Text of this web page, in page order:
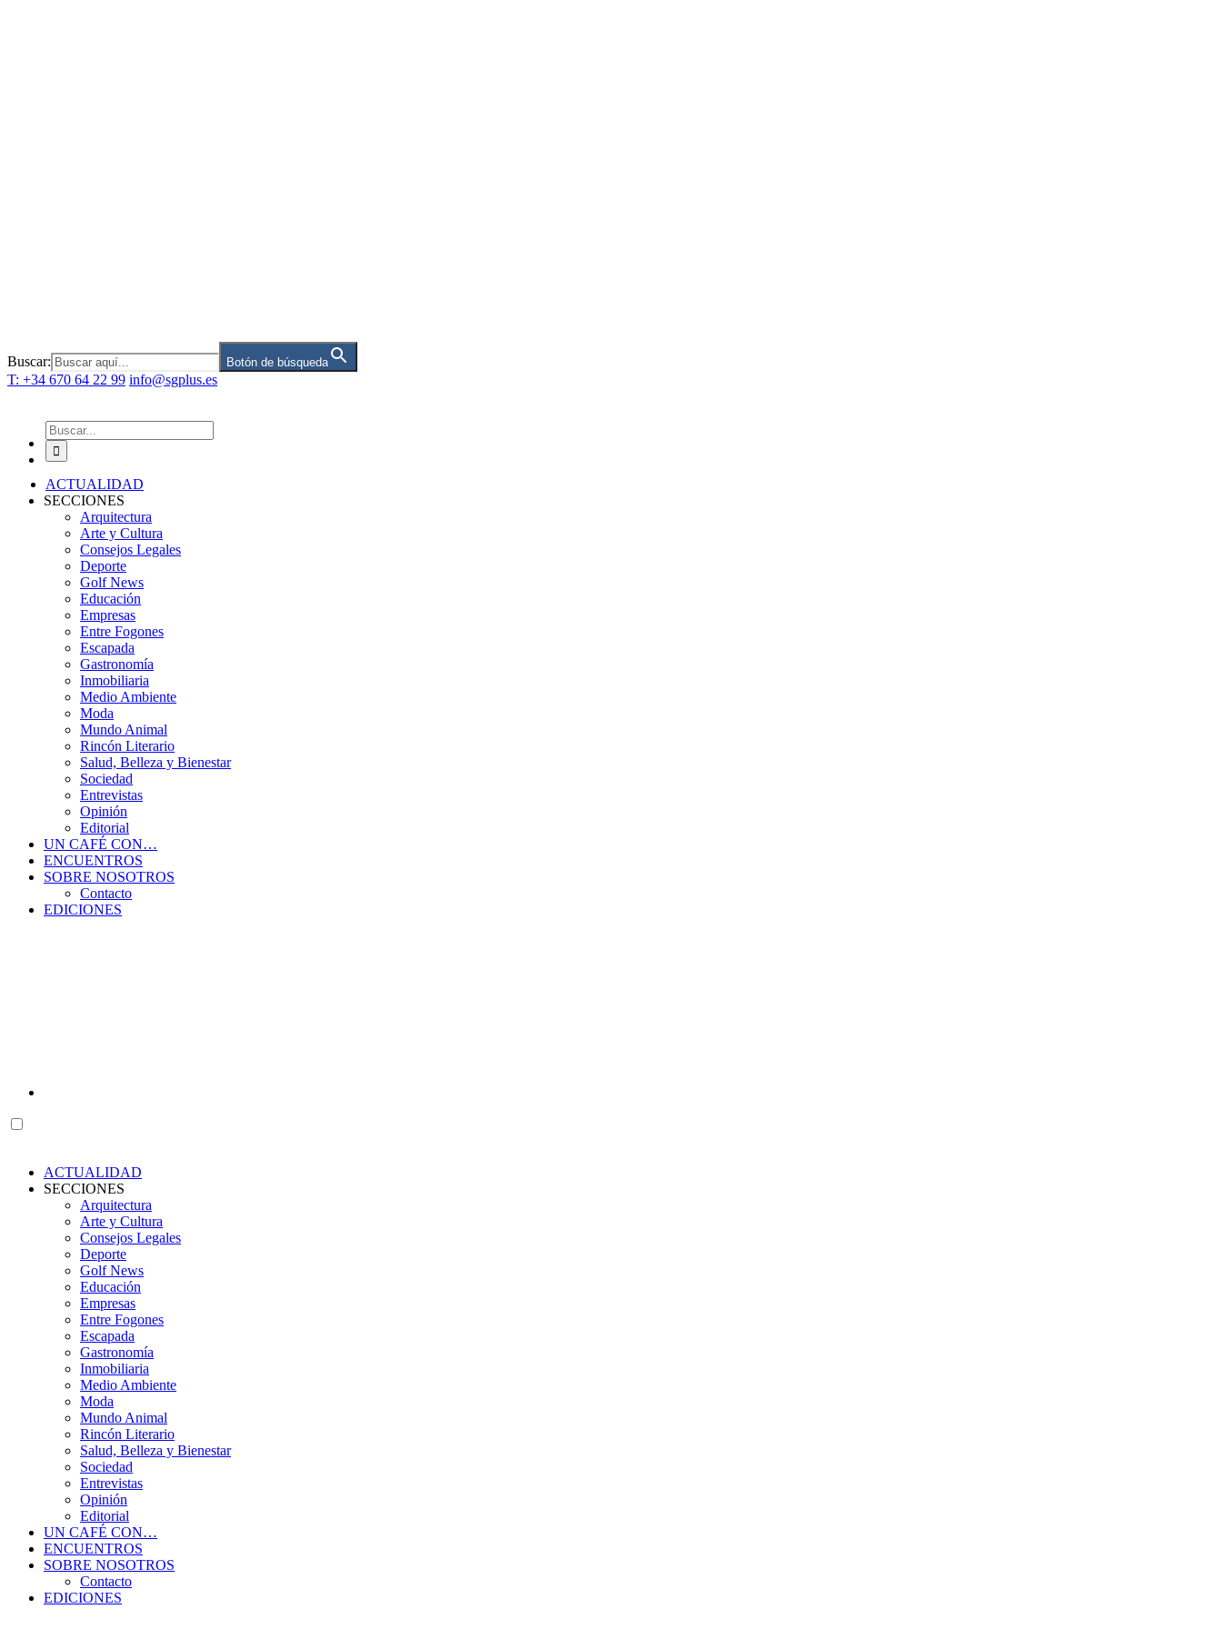
Buscar: Botón de búsqueda
T: +34 670 64 22 99 info@sgplus.es
Buscar:
ACTUALIDAD
SECCIONES
Arquitectura
Arte y Cultura
Consejos Legales
Deporte
Golf News
Educación
Empresas
Entre Fogones
Escapada
Gastronomía
Inmobiliaria
Medio Ambiente
Moda
Mundo Animal
Rincón Literario
Salud, Belleza y Bienestar
Sociedad
Entrevistas
Opinión
Editorial
UN CAFÉ CON…
ENCUENTROS
SOBRE NOSOTROS
Contacto
EDICIONES
ACTUALIDAD
SECCIONES
Arquitectura
Arte y Cultura
Consejos Legales
Deporte
Golf News
Educación
Empresas
Entre Fogones
Escapada
Gastronomía
Inmobiliaria
Medio Ambiente
Moda
Mundo Animal
Rincón Literario
Salud, Belleza y Bienestar
Sociedad
Entrevistas
Opinión
Editorial
UN CAFÉ CON…
ENCUENTROS
SOBRE NOSOTROS
Contacto
EDICIONES